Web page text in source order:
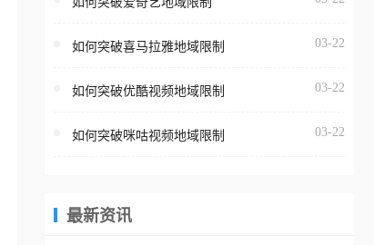
亚、欧洲等国家和地区时，
台一样，出现地区及版权限
地区播放。 遇到这个问题的
所在的地区无法播放”的提示
门、台湾、美国、加拿大、
区时，网易云音乐也会像其
如何突破喜马拉雅地域限制 03-22
如何突破优酷视频地域限制 03-22
如何突破咪咕视频地域限制 03-22
最新资讯